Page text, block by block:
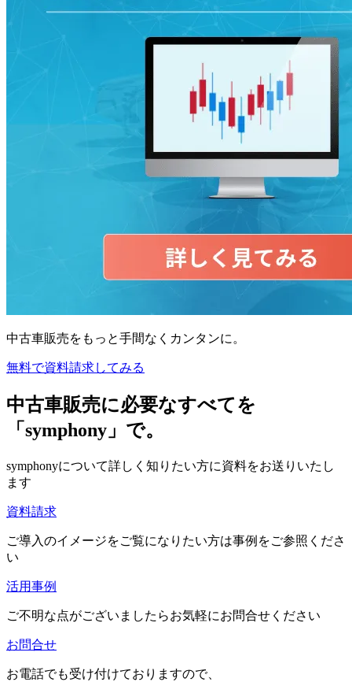
中古車販売をもっと手間なくカンタンに。
無料で資料請求してみる
中古車販売に必要なすべてを
「symphony」で。
symphonyについて詳しく知りたい方に資料をお送りいたし
ます
資料請求
ご導入のイメージをご覧になりたい方は事例をご参照くださ
い
活用事例
ご不明な点がございましたらお気軽にお問合せください
お問合せ
お電話でも受け付けておりますので、